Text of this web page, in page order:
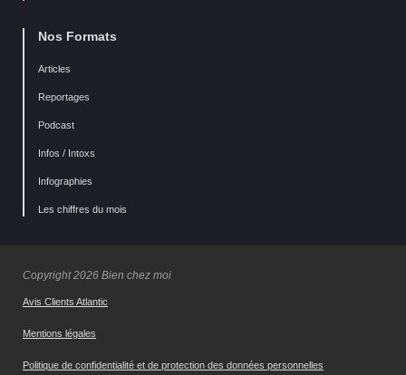
Nos Formats
Articles
Reportages
Podcast
Infos / Intoxs
Infographies
Les chiffres du mois
Copyright 2026 Bien chez moi
Avis Clients Atlantic
Mentions légales
Politique de confidentialité et de protection des données personnelles